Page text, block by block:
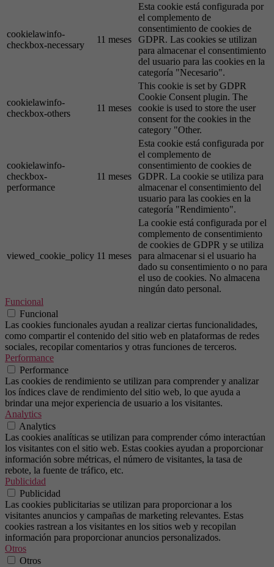
cookielawinfo-
checkbox-necessary
11 meses
Esta cookie está configurada por
el complemento de
consentimiento de cookies de
GDPR. Las cookies se utilizan
para almacenar el consentimiento
del usuario para las cookies en la
categoría "Necesario".
cookielawinfo-
checkbox-others
11 meses
This cookie is set by GDPR
Cookie Consent plugin. The
cookie is used to store the user
consent for the cookies in the
category "Other.
cookielawinfo-
checkbox-
performance
11 meses
Esta cookie está configurada por
el complemento de
consentimiento de cookies de
GDPR. La cookie se utiliza para
almacenar el consentimiento del
usuario para las cookies en la
categoría "Rendimiento".
viewed_cookie_policy 11 meses
La cookie está configurada por el
complemento de consentimiento
de cookies de GDPR y se utiliza
para almacenar si el usuario ha
dado su consentimiento o no para
el uso de cookies. No almacena
ningún dato personal.
Funcional
Funcional
Las cookies funcionales ayudan a realizar ciertas funcionalidades,
como compartir el contenido del sitio web en plataformas de redes
sociales, recopilar comentarios y otras funciones de terceros.
Performance
Performance
Las cookies de rendimiento se utilizan para comprender y analizar
los índices clave de rendimiento del sitio web, lo que ayuda a
brindar una mejor experiencia de usuario a los visitantes.
Analytics
Analytics
Las cookies analíticas se utilizan para comprender cómo interactúan
los visitantes con el sitio web. Estas cookies ayudan a proporcionar
información sobre métricas, el número de visitantes, la tasa de
rebote, la fuente de tráfico, etc.
Publicidad
Publicidad
Las cookies publicitarias se utilizan para proporcionar a los
visitantes anuncios y campañas de marketing relevantes. Estas
cookies rastrean a los visitantes en los sitios web y recopilan
información para proporcionar anuncios personalizados.
Otros
Otros